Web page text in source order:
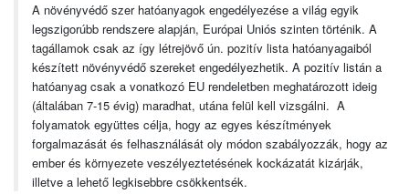
A növényvédő szer hatóanyagok engedélyezése a világ egyik
legszigorúbb rendszere alapján, Európai Uniós szinten történik. A
tagállamok csak az így létrejövő ún. pozitív lista hatóanyagaiból
készített növényvédő szereket engedélyezhetik. A pozitív listán a
hatóanyag csak a vonatkozó EU rendeletben meghatározott ideig
(általában 7-15 évig) maradhat, utána felül kell vizsgálni. A
folyamatok együttes célja, hogy az egyes készítmények
forgalmazását és felhasználását oly módon szabályozzák, hogy az
ember és környezete veszélyeztetésének kockázatát kizárják,
illetve a lehető legkisebbre csökkentsék.